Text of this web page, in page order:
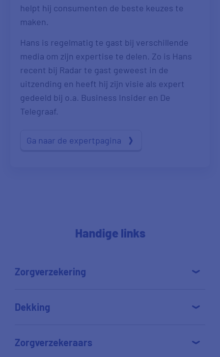
helpt hij consumenten de beste keuzes te
maken.
Hans is regelmatig te gast bij verschillende
media om zijn expertise te delen. Zo is Hans
recent bij Radar te gast geweest in de
uitzending en heeft hij zijn visie als expert
gedeeld bij o.a. Business Insider en De
Telegraaf.
Ga naar de expertpagina
Handige links
Zorgverzekering
Dekking
Zorgverzekeraars